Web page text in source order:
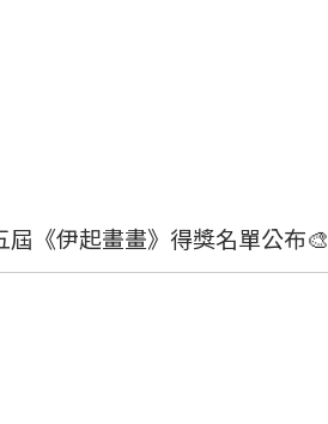
屆《伊起畫畫》得獎名單公布🎨